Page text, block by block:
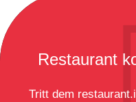
Restaurant
Tritt dem